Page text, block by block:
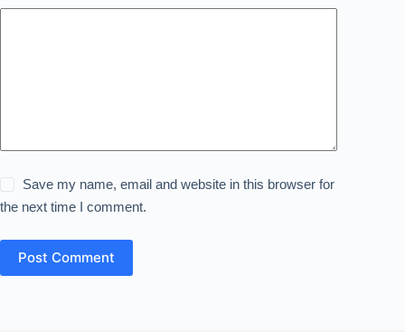
Save my name, email and website in this browser for
the next time I comment.
Post Comment